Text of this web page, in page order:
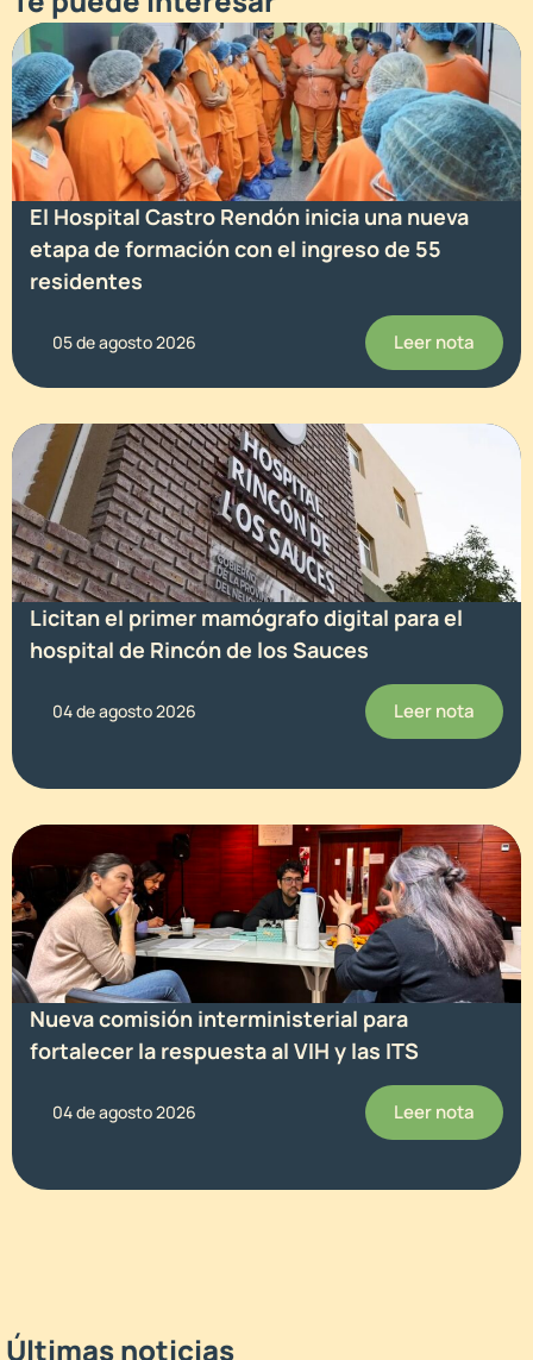
El Hospital Castro Rendón inicia una nueva
etapa de formación con el ingreso de 55
residentes
05 de agosto 2026 Leer nota
Licitan el primer mamógrafo digital para el
hospital de Rincón de los Sauces
04 de agosto 2026 Leer nota
Nueva comisión interministerial para
fortalecer la respuesta al VIH y las ITS
04 de agosto 2026 Leer nota
Últimas noticias